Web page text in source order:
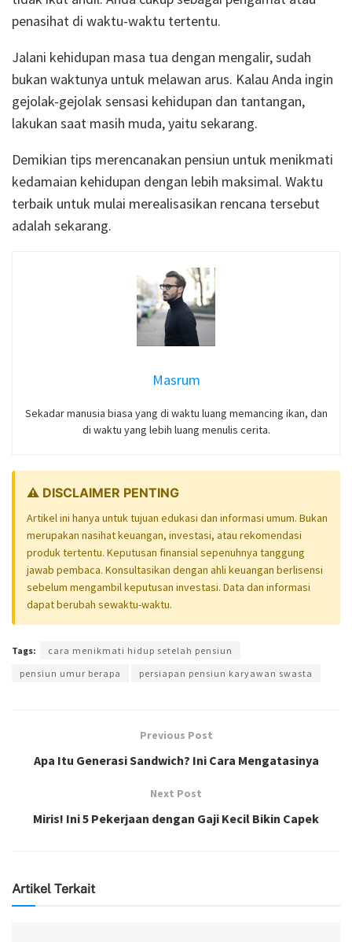
penasihat di waktu-waktu tertentu.
Jalani kehidupan masa tua dengan mengalir, sudah
bukan waktunya untuk melawan arus. Kalau Anda ingin
gejolak-gejolak sensasi kehidupan dan tantangan,
lakukan saat masih muda, yaitu sekarang.
Demikian tips merencanakan pensiun untuk menikmati
kedamaian kehidupan dengan lebih maksimal. Waktu
terbaik untuk mulai merealisasikan rencana tersebut
adalah sekarang.
Masrum
Sekadar manusia biasa yang di waktu luang memancing ikan, dan
di waktu yang lebih luang menulis cerita.
⚠️ DISCLAIMER PENTING
Artikel ini hanya untuk tujuan edukasi dan informasi umum. Bukan
merupakan nasihat keuangan, investasi, atau rekomendasi
produk tertentu. Keputusan finansial sepenuhnya tanggung
jawab pembaca. Konsultasikan dengan ahli keuangan berlisensi
sebelum mengambil keputusan investasi. Data dan informasi
dapat berubah sewaktu-waktu.
Tags:
cara menikmati hidup setelah pensiun
pensiun umur berapa
persiapan pensiun karyawan swasta
Previous Post
Apa Itu Generasi Sandwich? Ini Cara Mengatasinya
Next Post
Miris! Ini 5 Pekerjaan dengan Gaji Kecil Bikin Capek
Artikel Terkait